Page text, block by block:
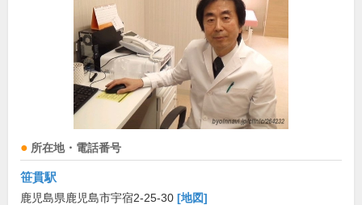
所在地・電話番号
笹貫駅
鹿児島県鹿児島市宇宿2-25-30 [地図]